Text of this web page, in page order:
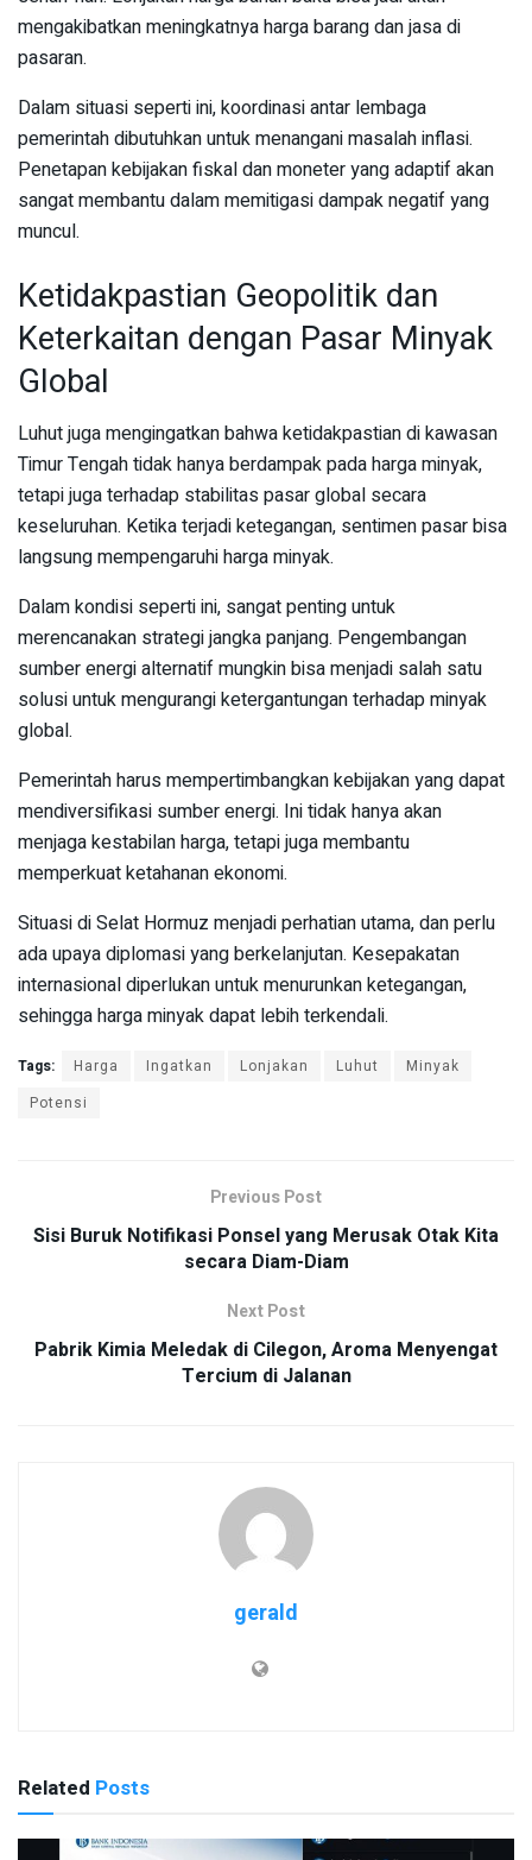
mengakibatkan meningkatnya harga barang dan jasa di
pasaran.
Dalam situasi seperti ini, koordinasi antar lembaga
pemerintah dibutuhkan untuk menangani masalah inflasi.
Penetapan kebijakan fiskal dan moneter yang adaptif akan
sangat membantu dalam memitigasi dampak negatif yang
muncul.
Ketidakpastian Geopolitik dan
Keterkaitan dengan Pasar Minyak
Global
Luhut juga mengingatkan bahwa ketidakpastian di kawasan
Timur Tengah tidak hanya berdampak pada harga minyak,
tetapi juga terhadap stabilitas pasar global secara
keseluruhan. Ketika terjadi ketegangan, sentimen pasar bisa
langsung mempengaruhi harga minyak.
Dalam kondisi seperti ini, sangat penting untuk
merencanakan strategi jangka panjang. Pengembangan
sumber energi alternatif mungkin bisa menjadi salah satu
solusi untuk mengurangi ketergantungan terhadap minyak
global.
Pemerintah harus mempertimbangkan kebijakan yang dapat
mendiversifikasi sumber energi. Ini tidak hanya akan
menjaga kestabilan harga, tetapi juga membantu
memperkuat ketahanan ekonomi.
Situasi di Selat Hormuz menjadi perhatian utama, dan perlu
ada upaya diplomasi yang berkelanjutan. Kesepakatan
internasional diperlukan untuk menurunkan ketegangan,
sehingga harga minyak dapat lebih terkendali.
Tags: Harga Ingatkan Lonjakan Luhut
Minyak
Potensi
Previous Post
Sisi Buruk Notifikasi Ponsel yang Merusak Otak Kita
secara Diam-Diam
Next Post
Pabrik Kimia Meledak di Cilegon, Aroma Menyengat
Tercium di Jalanan
gerald
Related Posts